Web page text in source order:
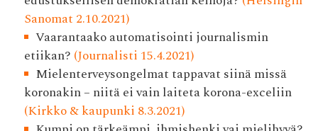
Sanomat 2.10.2021)
Vaarantaako automatisointi journalismin
etiikan? (Journalisti 15.4.2021)
Mielenterveysongelmat tappavat siinä missä
koronakin – niitä ei vain laiteta korona-exceliin
(Kirkko & kaupunki 8.3.2021)